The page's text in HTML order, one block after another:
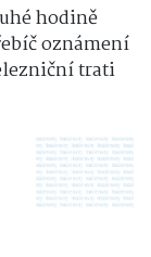
hodině
oznámení
trati